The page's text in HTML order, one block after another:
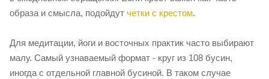
образа и смысла, подойдут четки с крестом.
Для медитации, йоги и восточных практик часто выбирают
малу. Самый узнаваемый формат - круг из 108 бусин,
иногда с отдельной главной бусиной. В таком случае